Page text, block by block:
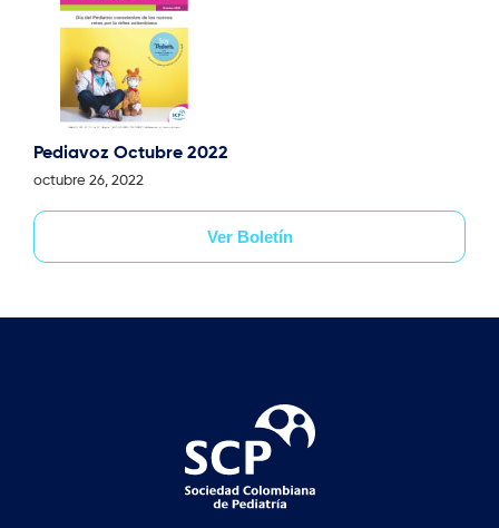
Pediavoz Octubre 2022
octubre 26, 2022
Ver Boletín